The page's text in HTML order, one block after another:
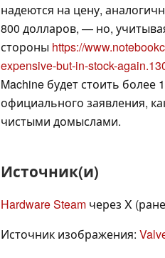
надеются на цену,
800 долларов, — но,
стороны https://
expensive-but-in-stock-
Machine будет стоить более
официального заявления,
чистыми домыслами.
Источник(и)
Hardware Steam через X
Источник изображения: